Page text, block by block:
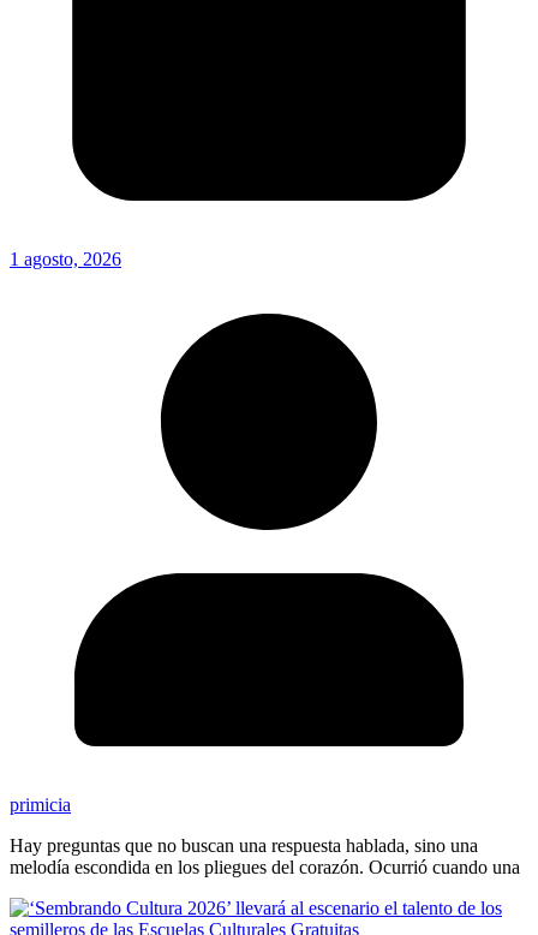
1 agosto, 2026
primicia
Hay preguntas que no buscan una respuesta hablada, sino una
melodía escondida en los pliegues del corazón. Ocurrió cuando una